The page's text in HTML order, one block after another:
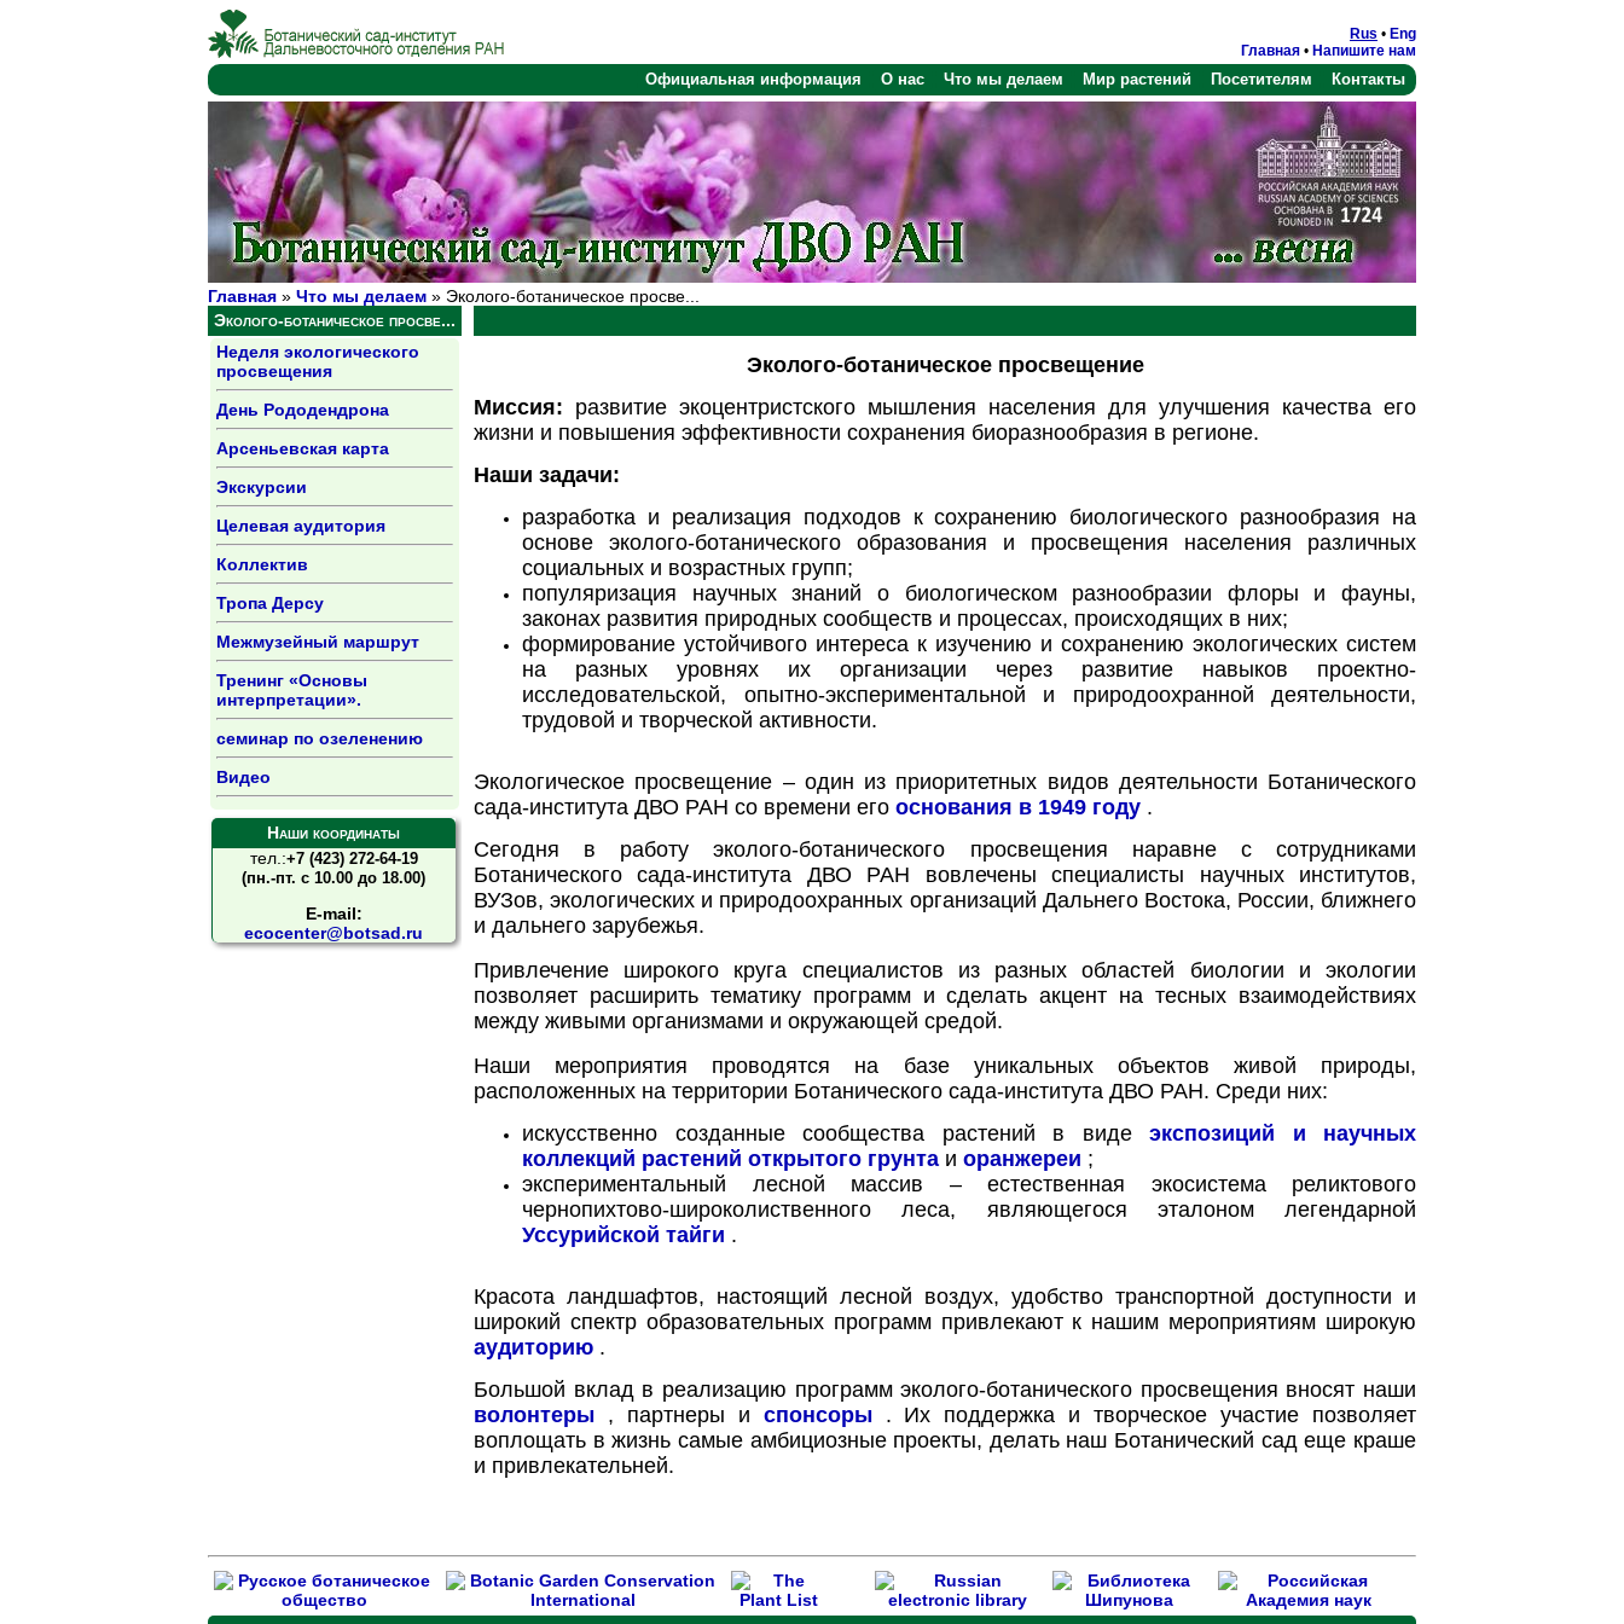
Rus • Eng
Главная • Напишите нам
Официальная информация О нас Что мы делаем Мир растений Посетителям Контакты
Главная » Что мы делаем » Эколого-ботаническое просве...
Эколого-ботаническое просве...
Неделя экологического
просвещения
День Рододендрона
Арсеньевская карта
Экскурсии
Целевая аудитория
Коллектив
Тропа Дерсу
Межмузейный маршрут
Тренинг «Основы
интерпретации».
семинар по озеленению
Видео
Наши координаты
тел.:+7 (423) 272-64-19
(пн.-пт. с 10.00 до 18.00)
E-mail:
ecocenter@botsad.ru
Эколого-ботаническое просвещение
Миссия: развитие экоцентристского мышления населения для улучшения качества его
жизни и повышения эффективности сохранения биоразнообразия в регионе.
Наши задачи:
разработка и реализация подходов к сохранению биологического разнообразия на
основе эколого-ботанического образования и просвещения населения различных
социальных и возрастных групп;
популяризация научных знаний о биологическом разнообразии флоры и фауны,
законах развития природных сообществ и процессах, происходящих в них;
формирование устойчивого интереса к изучению и сохранению экологических систем
на разных уровнях их организации через развитие навыков проектно-
исследовательской, опытно-экспериментальной и природоохранной деятельности,
трудовой и творческой активности.
Экологическое просвещение – один из приоритетных видов деятельности Ботанического
сада-института ДВО РАН со времени его основания в 1949 году .
Сегодня в работу эколого-ботанического просвещения наравне с сотрудниками
Ботанического сада-института ДВО РАН вовлечены специалисты научных институтов,
ВУЗов, экологических и природоохранных организаций Дальнего Востока, России, ближнего
и дальнего зарубежья.
Привлечение широкого круга специалистов из разных областей биологии и экологии
позволяет расширить тематику программ и сделать акцент на тесных взаимодействиях
между живыми организмами и окружающей средой.
Наши мероприятия проводятся на базе уникальных объектов живой природы,
расположенных на территории Ботанического сада-института ДВО РАН. Среди них:
искусственно созданные сообщества растений в виде экспозиций и научных
коллекций растений открытого грунта и оранжереи ;
экспериментальный лесной массив – естественная экосистема реликтового
чернопихтово-широколиственного леса, являющегося эталоном легендарной
Уссурийской тайги .
Красота ландшафтов, настоящий лесной воздух, удобство транспортной доступности и
широкий спектр образовательных программ привлекают к нашим мероприятиям широкую
аудиторию .
Большой вклад в реализацию программ эколого-ботанического просвещения вносят наши
волонтеры , партнеры и спонсоры. Их поддержка и творческое участие позволяет
воплощать в жизнь самые амбициозные проекты, делать наш Ботанический сад еще краше
и привлекательней.